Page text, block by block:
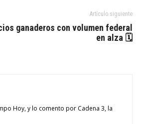
Artículo siguiente
ganaderos con volumen federal
en alza 🗓
Hoy, y lo comento por Cadena 3, la